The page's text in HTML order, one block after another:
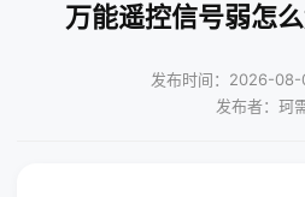
万能遥控信号弱怎
发布时间：2026-08-
发布者：珂